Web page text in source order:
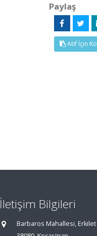
Paylaş
Atıf İçin
İletişim Bilgileri
Barbaros Mahallesi,